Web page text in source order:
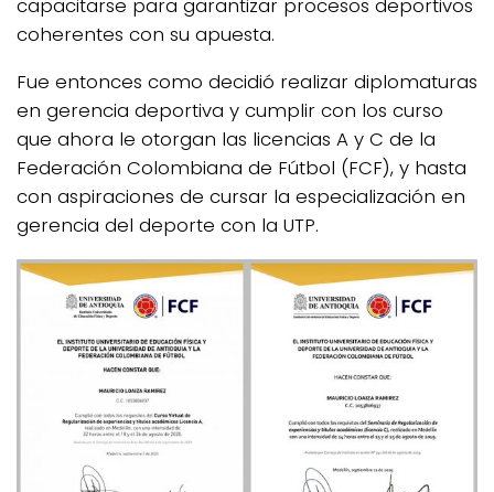
capacitarse para garantizar procesos deportivos
coherentes con su apuesta.
Fue entonces como decidió realizar diplomaturas
en gerencia deportiva y cumplir con los curso
que ahora le otorgan las licencias A y C de la
Federación Colombiana de Fútbol (FCF), y hasta
con aspiraciones de cursar la especialización en
gerencia del deporte con la UTP.